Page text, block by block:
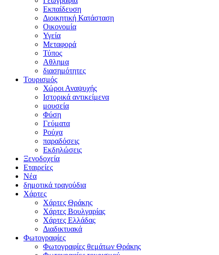
Εκπαίδευση
Διοικητική Κατάσταση
Οικονομία
Υγεία
Μεταφορά
Τύπος
Αθλημα
διασημότητες
Τουρισμός
Χώροι Αναψυχής
Ιστορικά αντικείμενα
μουσεία
Φύση
Γεύματα
Ρούχα
παραδόσεις
Εκδηλώσεις
Ξενοδοχεία
Εταιρείες
Νέα
δημοτικά τραγούδια
Χάρτες
Χάρτες Θράκης
Χάρτες Βουλγαρίας
Χάρτες Ελλάδας
Διαδικτυακά
Φωτογραφίες
Φωτογραφίες θεμάτων Θράκης